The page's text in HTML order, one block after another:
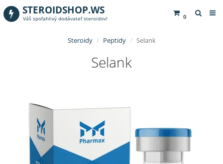
0
STEROIDSHOP.WS
Váš spoľahlivý dodávateľ steroidov!
Steroidy Peptidy Selank
Selank